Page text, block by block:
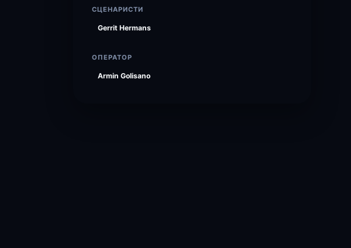
СЦЕНАРИСТИ
Gerrit Hermans
ОПЕРАТОР
Armin Golisano